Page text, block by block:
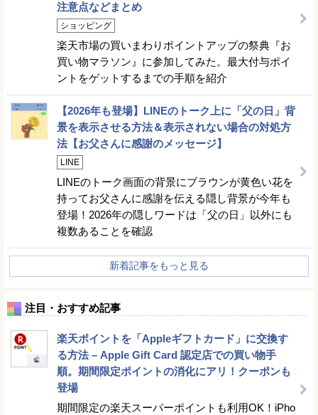
注意点などまとめ
ショッピング
楽天市場の買いまわりポイントアップの祭典『お
買い物マラソン』に参加してみた。最大付与ポイ
ントをゲットするまでの手順を紹介
【2026年も登場】LINEのトーク上に「父の日」背
景を表示させる方法＆表示されない場合の対処方
法【お父さんに感謝のメッセージ】
LINE
LINEのトーク画面の背景にブラウンが黄色い花を
持ってお父さんに感謝を伝える隠し背景が今年も
登場！2026年の隠しワードは「父の日」以外にも
複数あることを確認
新着記事をもっと見る
注目・おすすめ記事
楽天ポイントを「Appleギフトカード」に交換す
る方法 – Apple Gift Card 認定店での買い物手
順。期間限定ポイントの消化にアリ！クーポンも
登場
期間限定の楽天スーパーポイントも利用OK！iPho